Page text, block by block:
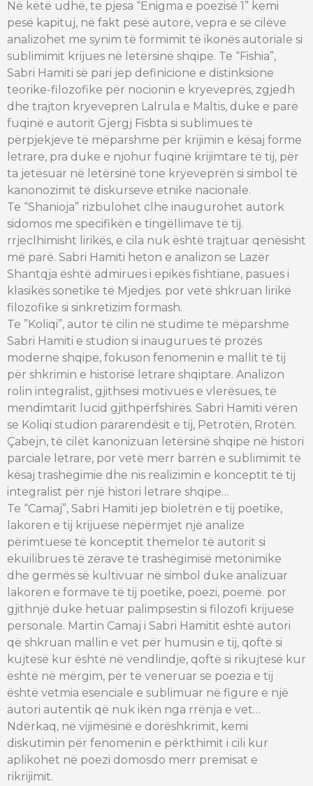
Në këtë udhë, te pjesa “Enigma e poezisë 1” kemi
pesë kapituj, në fakt pesë autorë, vepra e së cilëve
analizohet me synim të formimit të ikonës autoriale si
sublimimit krijues në letërsinë shqipe. Te “Fishia”,
Sabri Hamiti së pari jep definicione e distinksione
teorike-filozofike për nocionin e kryeveprës, zgjedh
dhe trajton kryeveprën Lalrula e Maltis, duke e parë
fuqinë e autorit Gjergj Fisbta si sublimues të
përpjekjeve të mëparshme për krijimin e kësaj forme
letrare, pra duke e njohur fuqinë krijimtare të tij, për
ta jetësuar në letërsinë tone kryeveprën si simbol të
kanonozimit të diskurseve etnike nacionale.
Te “Shanioja” rizbulohet clhe inaugurohet autork
sidomos me specifikën e tingëllimave të tij.
rrjeclhimisht lirikës, e cila nuk është trajtuar qenësisht
më parë. Sabri Hamiti heton e analizon se Lazër
Shantqja është admirues i epikës fishtiane, pasues i
klasikës sonetike të Mjedjes. por vetë shkruan lirikë
filozofike si sinkretizim formash.
Te ”Koliqi”, autor të cilin në studime të mëparshme
Sabri Hamiti e studion si inaugurues të prozës
moderne shqipe, fokuson fenomenin e mallit të tij
për shkrimin e historisë letrare shqiptare. Analizon
rolin integralist, gjithsesi motivues e vlerësues, të
mendimtarit lucid gjithpërfshirës. Sabri Hamiti vëren
se Koliqi studion pararendësit e tij, Petrotën, Rrotën.
Çabejn, të cilët kanonizuan letërsinë shqipe në histori
parciale letrare, por vetë merr barrën e sublimimit të
kësaj trashëgimie dhe nis realizimin e konceptit të tij
integralist për një histori letrare shqipe…
Te “Camaj”, Sabri Hamiti jep bioletrën e tij poetike,
lakoren e tij krijuese nëpërmjet një analize
përimtuese të konceptit themelor të autorit si
ekuilibrues të zërave të trashëgimisë metonimike
dhe germës së kultivuar në simbol duke analizuar
lakoren e formave të tij poetike, poezi, poemë. por
gjithnjë duke hetuar palimpsestin si filozofi krijuese
personale. Martin Camaj i Sabri Hamitit është autori
që shkruan mallin e vet për humusin e tij, qoftë si
kujtesë kur është në vendlindje, qoftë si rikujtesë kur
është në mërgim, për të veneruar se poezia e tij
është vetmia esenciale e sublimuar në figure e një
autori autentik që nuk ikën nga rrënja e vet…
Ndërkaq, në vijimësinë e dorëshkrimit, kemi
diskutimin për fenomenin e përkthimit i cili kur
aplikohet në poezi domosdo merr premisat e
rikrijimit.